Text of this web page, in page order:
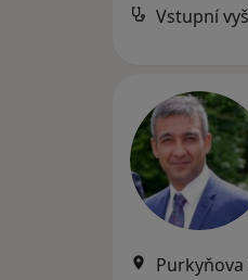
Vstupní
Purkyňova